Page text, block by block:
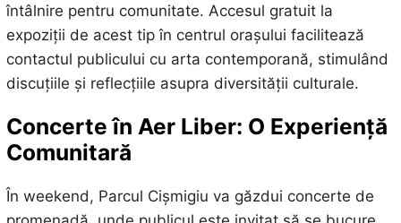
întâlnire pentru comunitate. Accesul gratuit la
expoziții de acest tip în centrul orașului facilitează
contactul publicului cu arta contemporană, stimulând
discuțiile și reflecțiile asupra diversității culturale.
Concerte în Aer Liber: O Experiență
Comunitară
În weekend, Parcul Cișmigiu va găzdui concerte de